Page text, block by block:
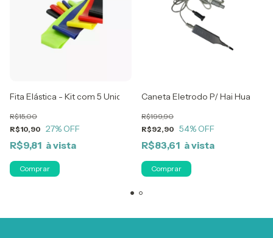
Fita Elástica - Kit com 5 Unidades - BK
R$10,90
R$15,00
27% OFF
R$9,81
Caneta Eletrodo P/ Hai Hua
R$92,90
R$199,90
54% OFF
R$83,61